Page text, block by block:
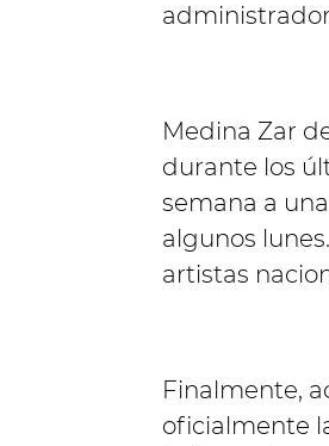
Medina Zar
durante los
semana a
algunos
artistas
Finalmente,
oficialmente